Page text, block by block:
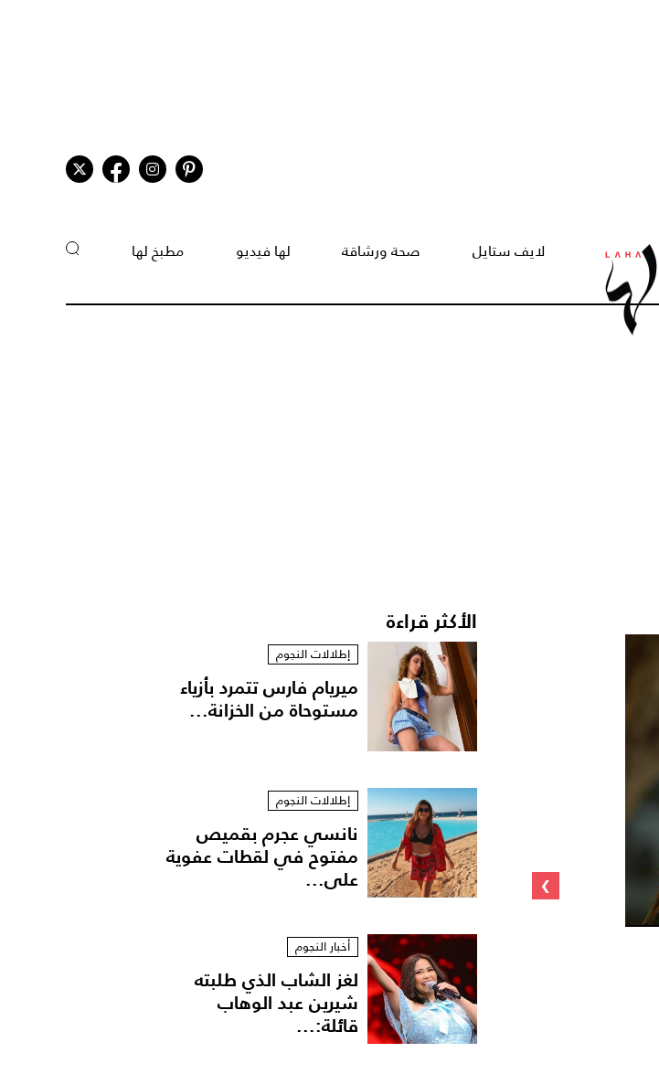
لايف ستايل صحة ورشاقة لها فيديو مطبخ لها
›
الأكثر قراءة
إطلالات النجوم
ميريام فارس تتمرد بأزياء
مستوحاة من الخزانة...
إطلالات النجوم
نانسي عجرم بقميص
مفتوح في لقطات عفوية
على...
أخبار النجوم
لغز الشاب الذي طلبته
شيرين عبد الوهاب
قائلة:...